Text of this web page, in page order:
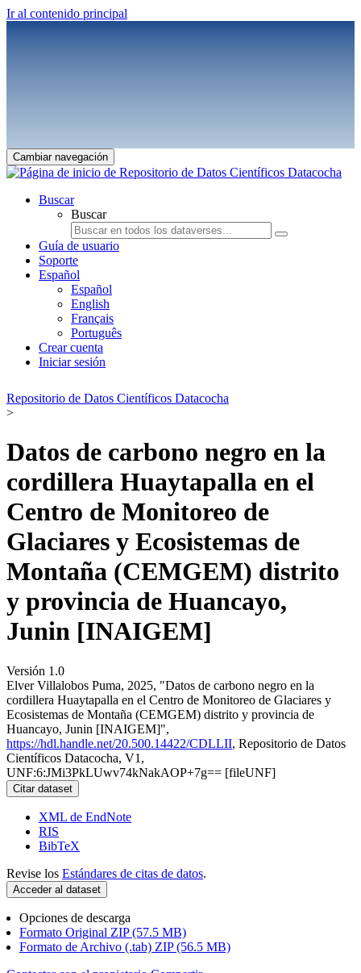
Ir al contenido principal
Cambiar navegación
Buscar
Buscar
Guía de usuario
Soporte
Español
Español
English
Français
Português
Crear cuenta
Iniciar sesión
Repositorio de Datos Científicos Datacocha
>
Datos de carbono negro en la
cordillera Huaytapalla en el
Centro de Monitoreo de
Glaciares y Ecosistemas de
Montaña (CEMGEM) distrito
y provincia de Huancayo,
Junin [INAIGEM]
Versión 1.0
Elver Villalobos Puma, 2025, "Datos de carbono negro en la
cordillera Huaytapalla en el Centro de Monitoreo de Glaciares y
Ecosistemas de Montaña (CEMGEM) distrito y provincia de
Huancayo, Junin [INAIGEM]",
https://hdl.handle.net/20.500.14422/CDLLII, Repositorio de Datos
Científicos Datacocha, V1,
UNF:6:JMi3PkLUwv74kNakAOP+7g== [fileUNF]
Citar dataset
XML de EndNote
RIS
BibTeX
Revise los Estándares de citas de datos.
Acceder al dataset
Opciones de descarga
Formato Original ZIP (57.5 MB)
Formato de Archivo (.tab) ZIP (56.5 MB)